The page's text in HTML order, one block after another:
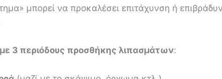
μπορεί να προκαλέσει επιτάχυνση ή
3 περιόδους προσθήκης λιπασμάτων: